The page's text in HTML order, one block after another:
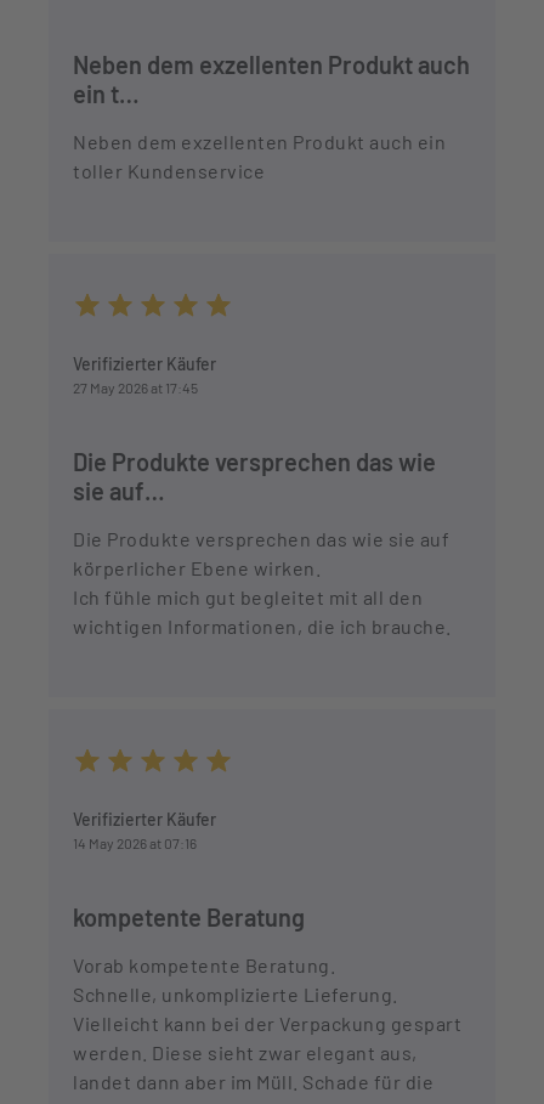
Neben dem exzellenten Produkt auch
ein t…
Neben dem exzellenten Produkt auch ein
toller Kundenservice
Verifizierter Käufer
27 May 2026 at 17:45
Die Produkte versprechen das wie
sie auf…
Die Produkte versprechen das wie sie auf
körperlicher Ebene wirken.
Ich fühle mich gut begleitet mit all den
wichtigen Informationen, die ich brauche.
Verifizierter Käufer
14 May 2026 at 07:16
kompetente Beratung
Vorab kompetente Beratung.
Schnelle, unkomplizierte Lieferung.
Vielleicht kann bei der Verpackung gespart
werden. Diese sieht zwar elegant aus,
landet dann aber im Müll. Schade für die